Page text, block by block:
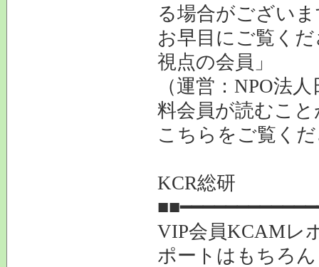
る場合がござい
お早目にご覧く
視点の会員」
（運営：NPO法
料会員が読むこ
こちらをご覧
KCR総研
VIP会員KCAMレ
ポートはもちろん